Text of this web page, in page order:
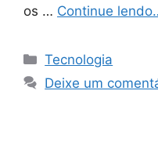
os … Continue
Categorias
Tecnologia
Deixe um